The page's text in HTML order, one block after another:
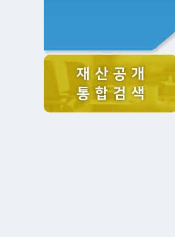
재 산 공 개
통 합 검 색